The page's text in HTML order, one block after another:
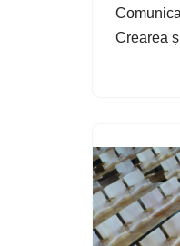
Crearea